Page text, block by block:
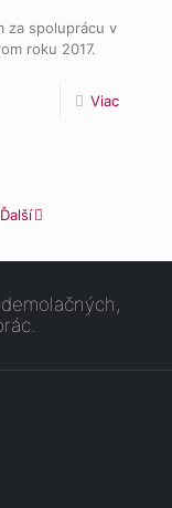
za spoluprácu v
roku 2017.
Viac
Ďalší